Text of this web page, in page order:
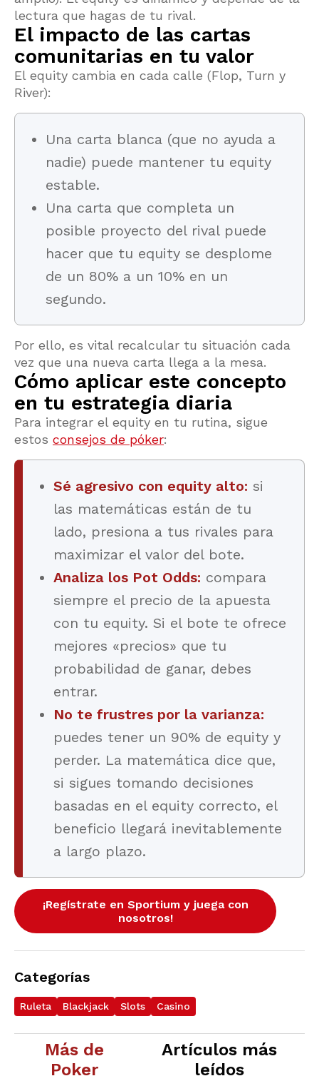
lectura que hagas de tu rival.
El impacto de las cartas
comunitarias en tu valor
El equity cambia en cada calle (Flop, Turn y
River):
Una carta blanca (que no ayuda a
nadie) puede mantener tu equity
estable.
Una carta que completa un
posible proyecto del rival puede
hacer que tu equity se desplome
de un 80% a un 10% en un
segundo.
Por ello, es vital recalcular tu situación cada
vez que una nueva carta llega a la mesa.
Cómo aplicar este concepto
en tu estrategia diaria
Para integrar el equity en tu rutina, sigue
estos consejos de póker:
Sé agresivo con equity alto: si
las matemáticas están de tu
lado, presiona a tus rivales para
maximizar el valor del bote.
Analiza los Pot Odds: compara
siempre el precio de la apuesta
con tu equity. Si el bote te ofrece
mejores «precios» que tu
probabilidad de ganar, debes
entrar.
No te frustres por la varianza:
puedes tener un 90% de equity y
perder. La matemática dice que,
si sigues tomando decisiones
basadas en el equity correcto, el
beneficio llegará inevitablemente
a largo plazo.
¡Regístrate en Sportium y juega con
nosotros!
Categorías
Ruleta Blackjack Slots Casino
Más de
Poker
Artículos más
leídos